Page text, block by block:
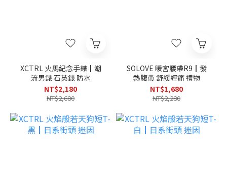
XCTRL 火馬紀念手錶┃潮
流男錶 石英錶 防水
NT$2,180
NT$2,680
SOLOVE 暖宮腰帶R9┃發
熱腹帶 舒緩經痛 禮物
NT$1,680
NT$2,280